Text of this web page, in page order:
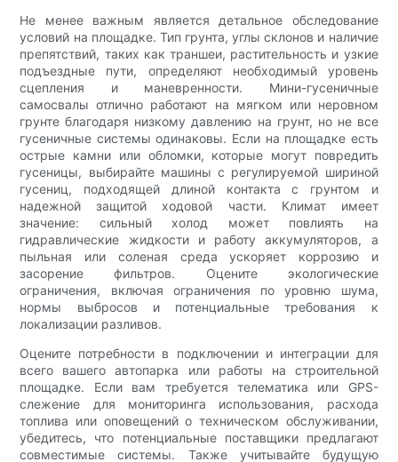
Не менее важным является детальное обследование
условий на площадке. Тип грунта, углы склонов и наличие
препятствий, таких как траншеи, растительность и узкие
подъездные пути, определяют необходимый уровень
сцепления и маневренности. Мини-гусеничные
самосвалы отлично работают на мягком или неровном
грунте благодаря низкому давлению на грунт, но не все
гусеничные системы одинаковы. Если на площадке есть
острые камни или обломки, которые могут повредить
гусеницы, выбирайте машины с регулируемой шириной
гусениц, подходящей длиной контакта с грунтом и
надежной защитой ходовой части. Климат имеет
значение: сильный холод может повлиять на
гидравлические жидкости и работу аккумуляторов, а
пыльная или соленая среда ускоряет коррозию и
засорение фильтров. Оцените экологические
ограничения, включая ограничения по уровню шума,
нормы выбросов и потенциальные требования к
локализации разливов.
Оцените потребности в подключении и интеграции для
всего вашего автопарка или работы на строительной
площадке. Если вам требуется телематика или GPS-
слежение для мониторинга использования, расхода
топлива или оповещений о техническом обслуживании,
убедитесь, что потенциальные поставщики предлагают
совместимые системы. Также учитывайте будущую